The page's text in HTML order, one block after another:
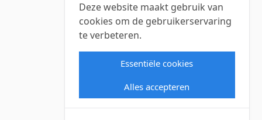
Zaterdag: 11:00 - 18:00
Alle getoonde prijzen zijn incl. BTW.
©2026 Subliem — All rights reserved.
Deze website maakt gebruik van
cookies om de gebruikerservaring
te verbeteren.
Essentiële cookies
Alles accepteren